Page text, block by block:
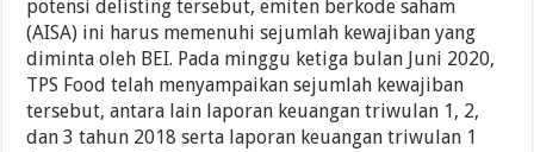
potensi delisting tersebut, emiten berkode saham
(AISA) ini harus memenuhi sejumlah kewajiban yang
diminta oleh BEI. Pada minggu ketiga bulan Juni 2020,
TPS Food telah menyampaikan sejumlah kewajiban
tersebut, antara lain laporan keuangan triwulan 1, 2,
dan 3 tahun 2018 serta laporan keuangan triwulan 1